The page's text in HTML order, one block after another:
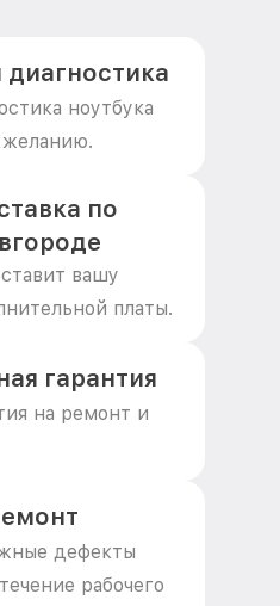
диагностика
ноутбука
по
вашу
платы.
гарантия
на ремонт и
дефекты
рабочего